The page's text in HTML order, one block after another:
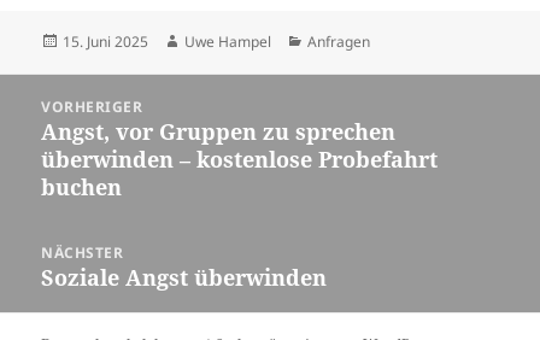
Veröffentlicht
15. Juni 2025 Autor
Uwe Hampel Kategorien
Anfragen
VORHERIGER
Vorheriger
Beitrag:
Angst, vor Gruppen zu sprechen
überwinden – kostenlose Probefahrt
buchen
NÄCHSTER
Nächster
Beitrag:
Soziale Angst überwinden